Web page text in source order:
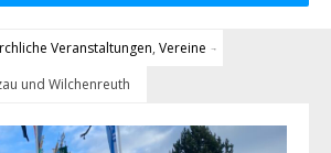
Veranstaltungen, Vereine
und Wilchenreuth